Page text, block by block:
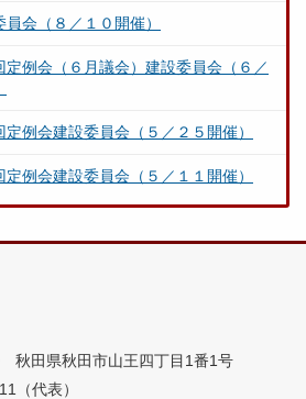
会（８／１０開催）
定例会（６月議会）建設委員会（６／
例会建設委員会（５／２５開催）
例会建設委員会（５／１１開催）
秋田県秋田市山王四丁目1番1号
（代表）